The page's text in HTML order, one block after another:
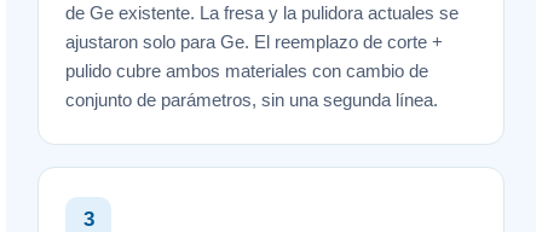
de Ge existente. La fresa y la pulidora actuales se
ajustaron solo para Ge. El reemplazo de corte +
pulido cubre ambos materiales con cambio de
conjunto de parámetros, sin una segunda línea.
3